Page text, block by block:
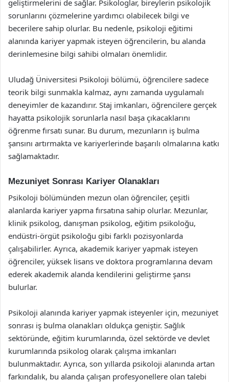
geliştirmelerini de sağlar. Psikologlar, bireylerin psikolojik
sorunlarını çözmelerine yardımcı olabilecek bilgi ve
becerilere sahip olurlar. Bu nedenle, psikoloji eğitimi
alanında kariyer yapmak isteyen öğrencilerin, bu alanda
derinlemesine bilgi sahibi olmaları önemlidir.
Uludağ Üniversitesi Psikoloji bölümü, öğrencilere sadece
teorik bilgi sunmakla kalmaz, aynı zamanda uygulamalı
deneyimler de kazandırır. Staj imkanları, öğrencilere gerçek
hayatta psikolojik sorunlarla nasıl başa çıkacaklarını
öğrenme fırsatı sunar. Bu durum, mezunların iş bulma
şansını artırmakta ve kariyerlerinde başarılı olmalarına katkı
sağlamaktadır.
Mezuniyet Sonrası Kariyer Olanakları
Psikoloji bölümünden mezun olan öğrenciler, çeşitli
alanlarda kariyer yapma fırsatına sahip olurlar. Mezunlar,
klinik psikolog, danışman psikolog, eğitim psikoloğu,
endüstri-örgüt psikoloğu gibi farklı pozisyonlarda
çalışabilirler. Ayrıca, akademik kariyer yapmak isteyen
öğrenciler, yüksek lisans ve doktora programlarına devam
ederek akademik alanda kendilerini geliştirme şansı
bulurlar.
Psikoloji alanında kariyer yapmak isteyenler için, mezuniyet
sonrası iş bulma olanakları oldukça geniştir. Sağlık
sektöründe, eğitim kurumlarında, özel sektörde ve devlet
kurumlarında psikolog olarak çalışma imkanları
bulunmaktadır. Ayrıca, son yıllarda psikoloji alanında artan
farkındalık, bu alanda çalışan profesyonellere olan talebi